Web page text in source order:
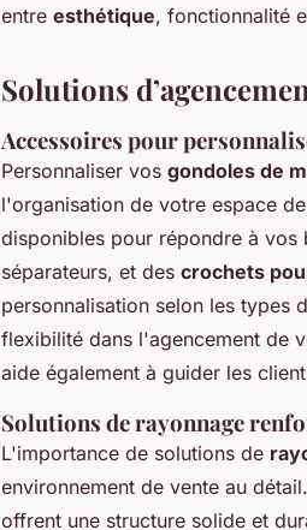
entre esthétique, fonctionnalité
Solutions
Accessoires pour
Personnaliser vos gondoles de
l'organisation de votre espace
disponibles pour répondre à vos
séparateurs, et des crochets
personnalisation selon les types
flexibilité dans l'agencement de
aide également à guider les
Solutions de rayonnage
L'importance de solutions de
environnement de vente au
offrent une structure solide et